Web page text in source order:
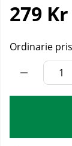
279 Kr
Ordinarie